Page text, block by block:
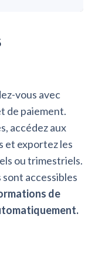
vous avec
de paiement.
accédez aux
et exportez les
ou trimestriels.
accessibles
de